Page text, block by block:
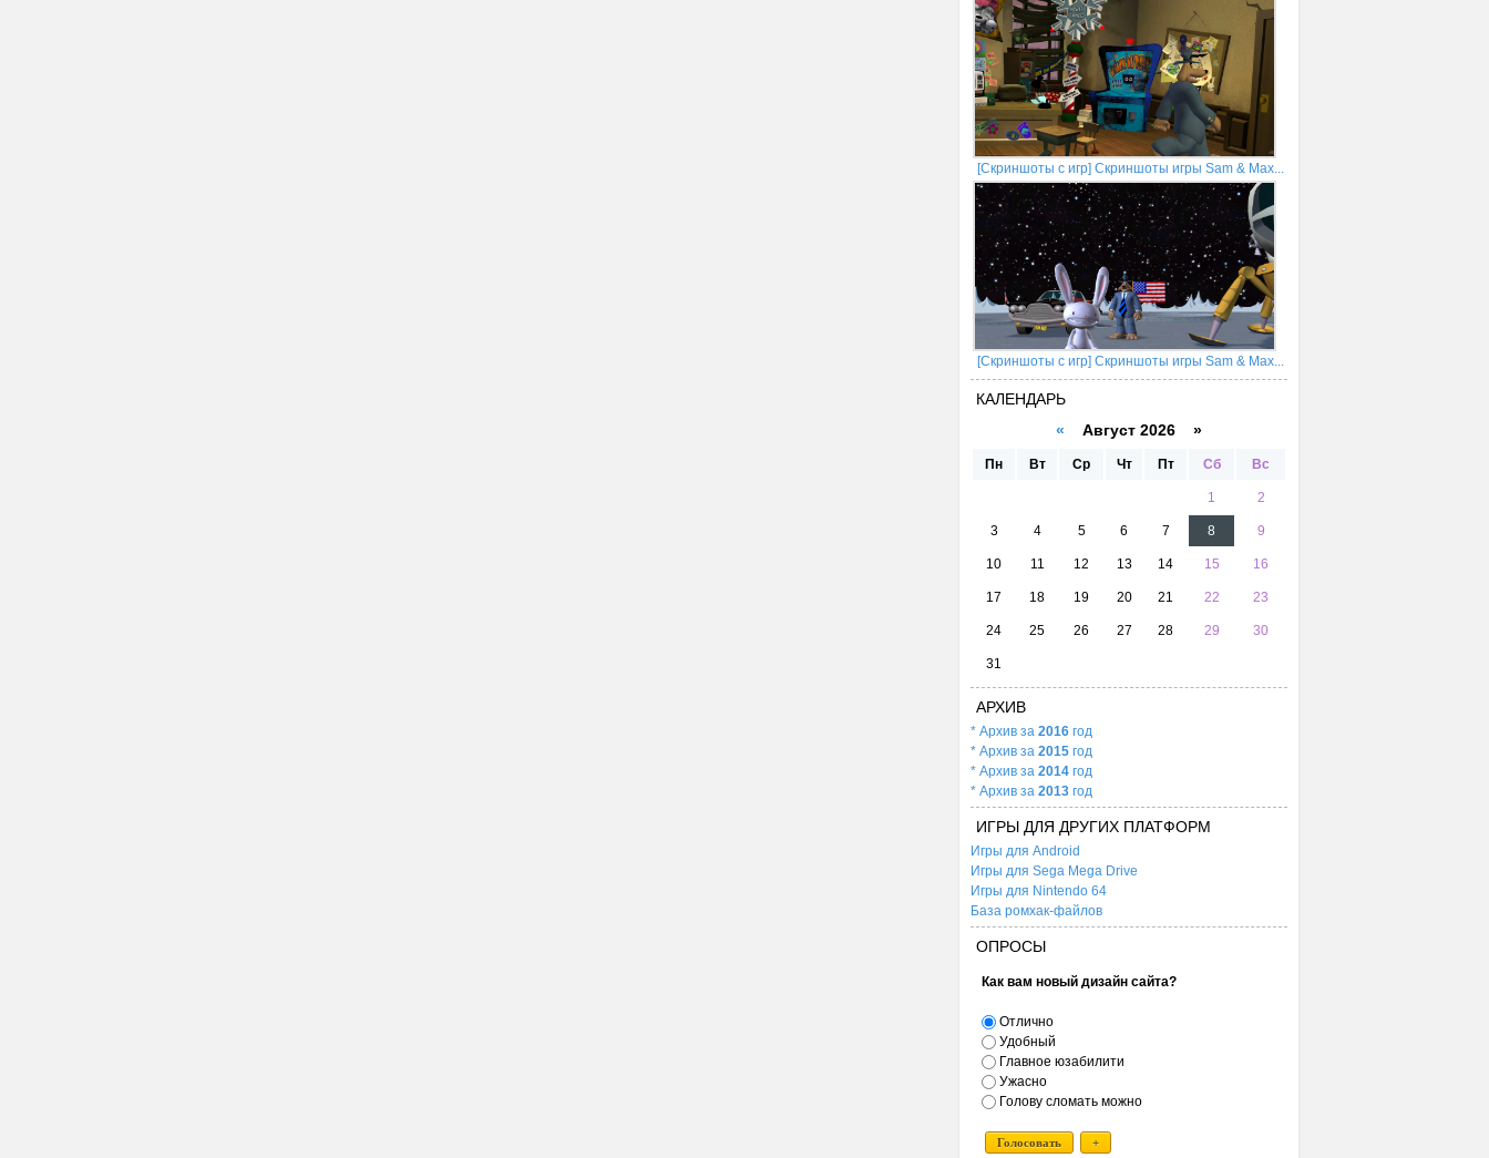
[Скриншоты с игр] Скриншоты игры Sam & Max...
[Скриншоты с игр] Скриншоты игры Sam & Max...
КАЛЕНДАРЬ
« Август 2026 »
Пн Вт Ср Чт Пт Сб Вс
1 2
3 4 5 6 7 8 9
10 11 12 13 14 15 16
17 18 19 20 21 22 23
24 25 26 27 28 29 30
31
АРХИВ
* Архив за 2016 год
* Архив за 2015 год
* Архив за 2014 год
* Архив за 2013 год
ИГРЫ ДЛЯ ДРУГИХ ПЛАТФОРМ
Игры для Android
Игры для Sega Mega Drive
Игры для Nintendo 64
База ромхак-файлов
ОПРОСЫ
Как вам новый дизайн сайта?
Отлично
Удобный
Главное юзабилити
Ужасно
Голову сломать можно
Голосовать +